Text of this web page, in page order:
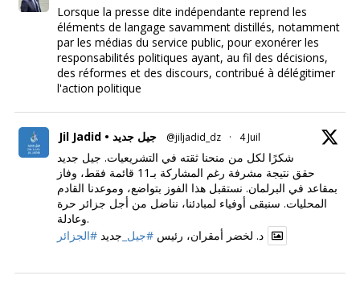
Lorsque la presse dite indépendante reprend les
éléments de langage savamment distillés, notamment
par les médias du service public, pour exonérer les
responsabilités politiques ayant, au fil des décisions,
des réformes et des discours, contribué à délégitimer
l'action politique
Jil Jadid • جيل جديد @jiljadid_dz · 4 Juil
شكرًا لكل من منحنا ثقته في التشريعيات. جيل جديد
حقق نتيجة مشرفة رغم المشاركة بـ11 قائمة فقط، وفاز
بمقاعد في البرلمان. نستقبل هذا الفوز بتواضع، وموعدنا القادم
المحليات. سنبقى أوفياء لمبادئنا، نناضل من أجل جزائر حرة
وعادلة.
د. لخضر أمقران، رئيس#جيل_ جديد#الجزائر